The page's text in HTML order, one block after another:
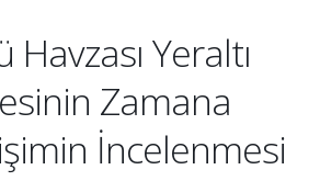
Havzası Yeraltı
Zamana
İncelenmesi